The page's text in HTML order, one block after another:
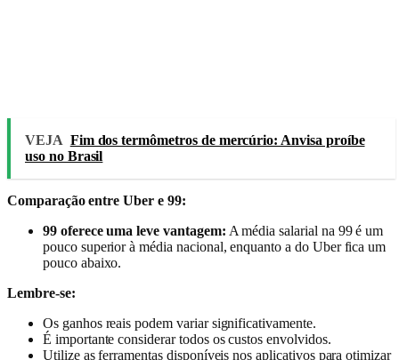
VEJA Fim dos termômetros de mercúrio: Anvisa proíbe
uso no Brasil
Comparação entre Uber e 99:
99 oferece uma leve vantagem: A média salarial na 99 é um
pouco superior à média nacional, enquanto a do Uber fica um
pouco abaixo.
Lembre-se:
Os ganhos reais podem variar significativamente.
É importante considerar todos os custos envolvidos.
Utilize as ferramentas disponíveis nos aplicativos para otimizar